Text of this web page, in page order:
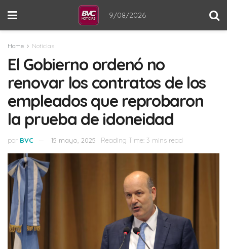
9/08/2026
Home Noticias
El Gobierno ordenó no
renovar los contratos de los
empleados que reprobaron
la prueba de idoneidad
por BVC 15 mayo, 2025 Reading Time: 3 mins read